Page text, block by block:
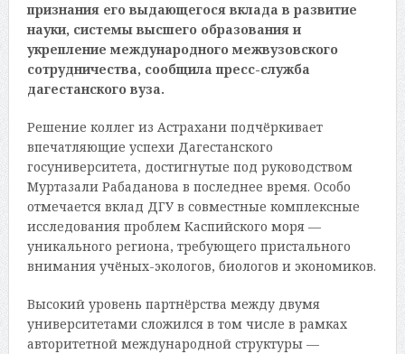
признания его выдающегося вклада в развитие
науки, системы высшего образования и
укрепление международного межвузовского
сотрудничества, сообщила пресс-служба
дагестанского вуза.
Решение коллег из Астрахани подчёркивает
впечатляющие успехи Дагестанского
госуниверситета, достигнутые под руководством
Муртазали Рабаданова в последнее время. Особо
отмечается вклад ДГУ в совместные комплексные
исследования проблем Каспийского моря —
уникального региона, требующего пристального
внимания учёных-экологов, биологов и экономиков.
Высокий уровень партнёрства между двумя
университетами сложился в том числе в рамках
авторитетной международной структуры —